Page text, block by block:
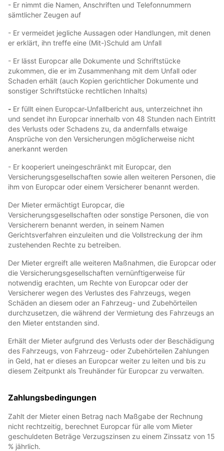
- Er nimmt die Namen, Anschriften und Telefonnummern
sämtlicher Zeugen auf
- Er vermeidet jegliche Aussagen oder Handlungen, mit denen
er erklärt, ihn treffe eine (Mit-)Schuld am Unfall
- Er lässt Europcar alle Dokumente und Schriftstücke
zukommen, die er im Zusammenhang mit dem Unfall oder
Schaden erhält (auch Kopien gerichtlicher Dokumente und
sonstiger Schriftstücke rechtlichen Inhalts)
- Er füllt einen Europcar-Unfallbericht aus, unterzeichnet ihn
und sendet ihn Europcar innerhalb von 48 Stunden nach Eintritt
des Verlusts oder Schadens zu, da andernfalls etwaige
Ansprüche von den Versicherungen möglicherweise nicht
anerkannt werden
- Er kooperiert uneingeschränkt mit Europcar, den
Versicherungsgesellschaften sowie allen weiteren Personen, die
ihm von Europcar oder einem Versicherer benannt werden.
Der Mieter ermächtigt Europcar, die
Versicherungsgesellschaften oder sonstige Personen, die von
Versicherern benannt werden, in seinem Namen
Gerichtsverfahren einzuleiten und die Vollstreckung der ihm
zustehenden Rechte zu betreiben.
Der Mieter ergreift alle weiteren Maßnahmen, die Europcar oder
die Versicherungsgesellschaften vernünftigerweise für
notwendig erachten, um Rechte von Europcar oder der
Versicherer wegen des Verlustes des Fahrzeugs, wegen
Schäden an diesem oder an Fahrzeug- und Zubehörteilen
durchzusetzen, die während der Vermietung des Fahrzeugs an
den Mieter entstanden sind.
Erhält der Mieter aufgrund des Verlusts oder der Beschädigung
des Fahrzeugs, von Fahrzeug- oder Zubehörteilen Zahlungen
in Geld, hat er dieses an Europcar weiter zu leiten und bis zu
diesem Zeitpunkt als Treuhänder für Europcar zu verwalten.
Zahlungsbedingungen
Zahlt der Mieter einen Betrag nach Maßgabe der Rechnung
nicht rechtzeitig, berechnet Europcar für alle vom Mieter
geschuldeten Beträge Verzugszinsen zu einem Zinssatz von 15
% jährlich.